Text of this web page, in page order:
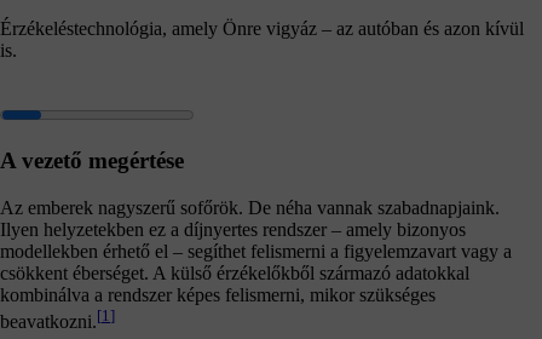
Érzékeléstechnológia, amely Önre vigyáz – az autóban és azon kívül
is.
A vezető megértése
Az emberek nagyszerű sofőrök. De néha vannak szabadnapjaink.
Ilyen helyzetekben ez a díjnyertes rendszer – amely bizonyos
modellekben érhető el – segíthet felismerni a figyelemzavart vagy a
csökkent éberséget. A külső érzékelőkből származó adatokkal
kombinálva a rendszer képes felismerni, mikor szükséges
beavatkozni.[1 ]